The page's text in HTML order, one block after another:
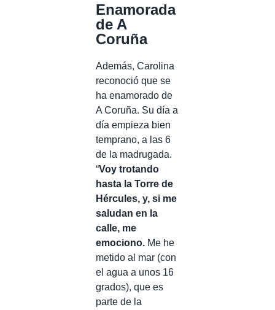
Enamorada
de A
Coruña
Además, Carolina
reconoció que se
ha enamorado de
A Coruña. Su día a
día empieza bien
temprano, a las 6
de la madrugada.
“Voy trotando
hasta la Torre de
Hércules, y, si me
saludan en la
calle, me
emociono. Me he
metido al mar (con
el agua a unos 16
grados), que es
parte de la